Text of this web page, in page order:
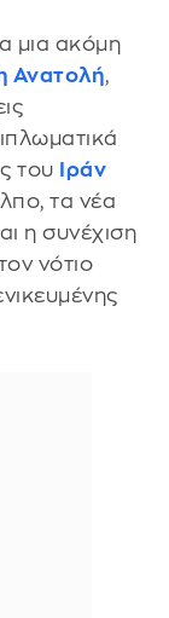
μια ακόμη
Ανατολή,
του
Ιράν
τα νέα
η συνέχιση
νότιο